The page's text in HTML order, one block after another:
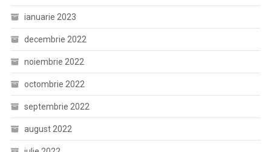
ianuarie 2023
decembrie 2022
noiembrie 2022
octombrie 2022
septembrie 2022
august 2022